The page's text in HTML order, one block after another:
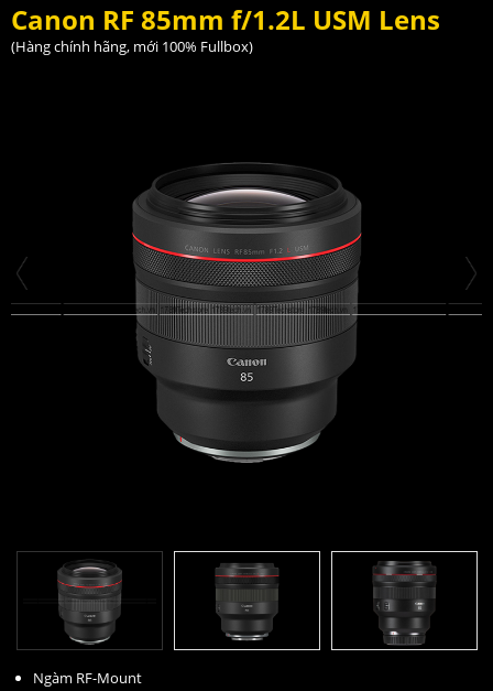
Canon RF 85mm f/1.2L USM Lens
(Hàng chính hãng, mới 100% Fullbox)
Ngàm RF-Mount